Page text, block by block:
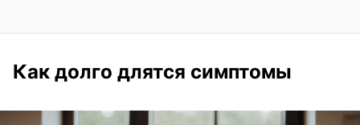
Как долго длятся симптомы